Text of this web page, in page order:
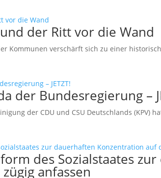
der Ritt vor die Wand
Kommunen verschärft sich zu einer
der Bundesregierung –
der CDU und CSU Deutschlands (KPV)
des Sozialstaates
anfassen